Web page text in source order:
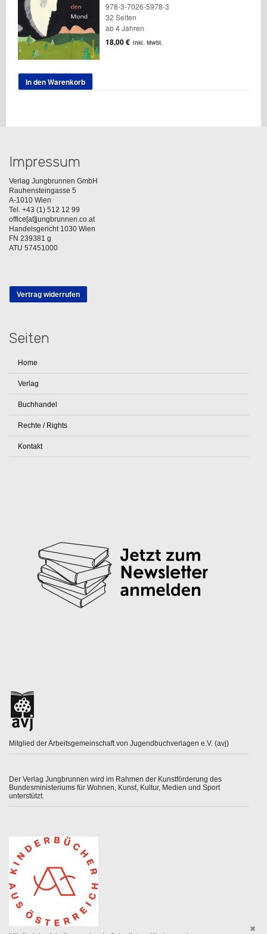
978-3-7026-5978-3
32 Seiten
ab 4 Jahren
18,00€ inkl. MwSt.
In den Warenkorb
Impressum
Verlag Jungbrunnen GmbH
Rauhensteingasse 5
A-1010 Wien
Tel. +43 (1) 512 12 99
office[at]jungbrunnen.co.at
Handelsgericht 1030 Wien
FN 239381 g
ATU 57451000
Vertrag widerrufen
Seiten
Home
Verlag
Buchhandel
Rechte / Rights
Kontakt
Mitglied der Arbeitsgemeinschaft von Jugendbuchverlagen e.V. (avj)
Der Verlag Jungbrunnen wird im Rahmen der Kunstförderung des
Bundesministeriums für Wohnen, Kunst, Kultur, Medien und Sport
unterstützt.